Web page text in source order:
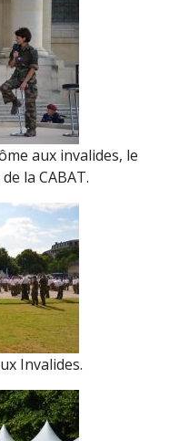
aux invalides, le
la CABAT.
Invalides.